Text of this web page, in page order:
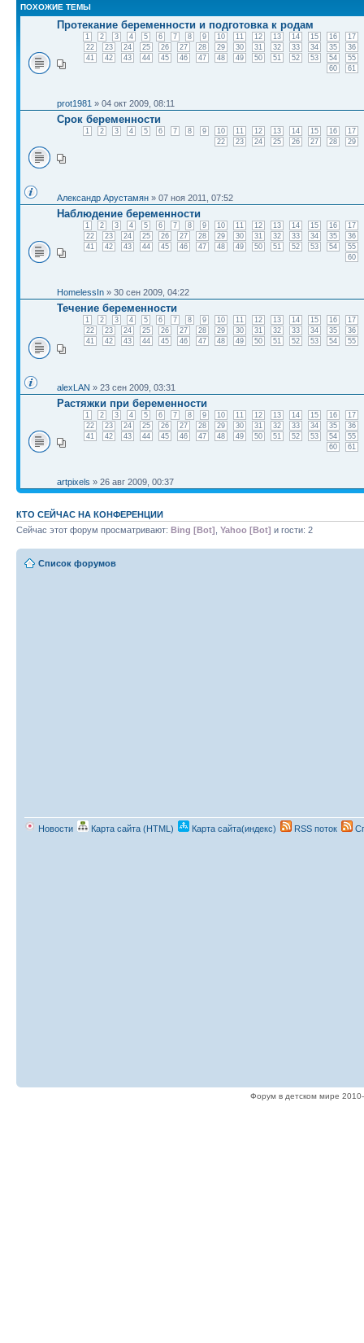
ПОХОЖИЕ ТЕМЫ
Протекание беременности и подготовка к родам
1 2 3 4 5 6 7 8 9 10 11 12 13 14 15 16
17
22
23 24 25 26 27 28 29 30 31 32 33 34 35
36
41
42 43 44 45 46 47 48 49 50 51 52 53 54
55
60
61
prot1981 » 04 окт 2009, 08:11
Срок беременности
1 2 3 4 5 6 7 8 9 10 11 12 13 14 15 16
17
22
23 24 25 26 27 28 29
Александр Арустамян » 07 ноя 2011, 07:52
Наблюдение беременности
1 2 3 4 5 6 7 8 9 10 11 12 13 14 15 16
17
22
23 24 25 26 27 28 29 30 31 32 33 34 35
36
41
42 43 44 45 46 47 48 49 50 51 52 53 54
55
60
HomelessIn » 30 сен 2009, 04:22
Течение беременности
1 2 3 4 5 6 7 8 9 10 11 12 13 14 15 16
17
22
23 24 25 26 27 28 29 30 31 32 33 34 35
36
41
42 43 44 45 46 47 48 49 50 51 52 53 54 55
alexLAN » 23 сен 2009, 03:31
Растяжки при беременности
1 2 3 4 5 6 7 8 9 10 11 12 13 14 15 16
17
22
23 24 25 26 27 28 29 30 31 32 33 34 35
36
41
42 43 44 45 46 47 48 49 50 51 52 53 54
55
60
61
artpixels » 26 авг 2009, 00:37
КТО СЕЙЧАС НА КОНФЕРЕНЦИИ
Сейчас этот форум просматривают: Bing [Bot] Yahoo [Bot] и гости: 2
Список форумов
Новости Карта сайта (HTML) Карта сайта(индекс) RSS поток
Форум в детском мире